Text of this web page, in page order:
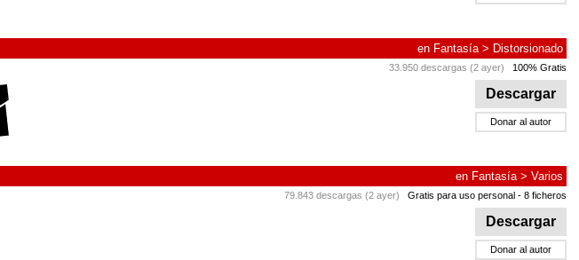
en Fantasía> Distorsionado
33.950 descargas (2 ayer) 100% Gratis
Descargar
Donar al autor
en Fantasía> Varios
79.843 descargas (2 ayer) Gratis para uso personal - 8 ficheros
Descargar
Donar al autor